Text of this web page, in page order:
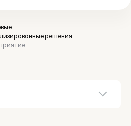
решения